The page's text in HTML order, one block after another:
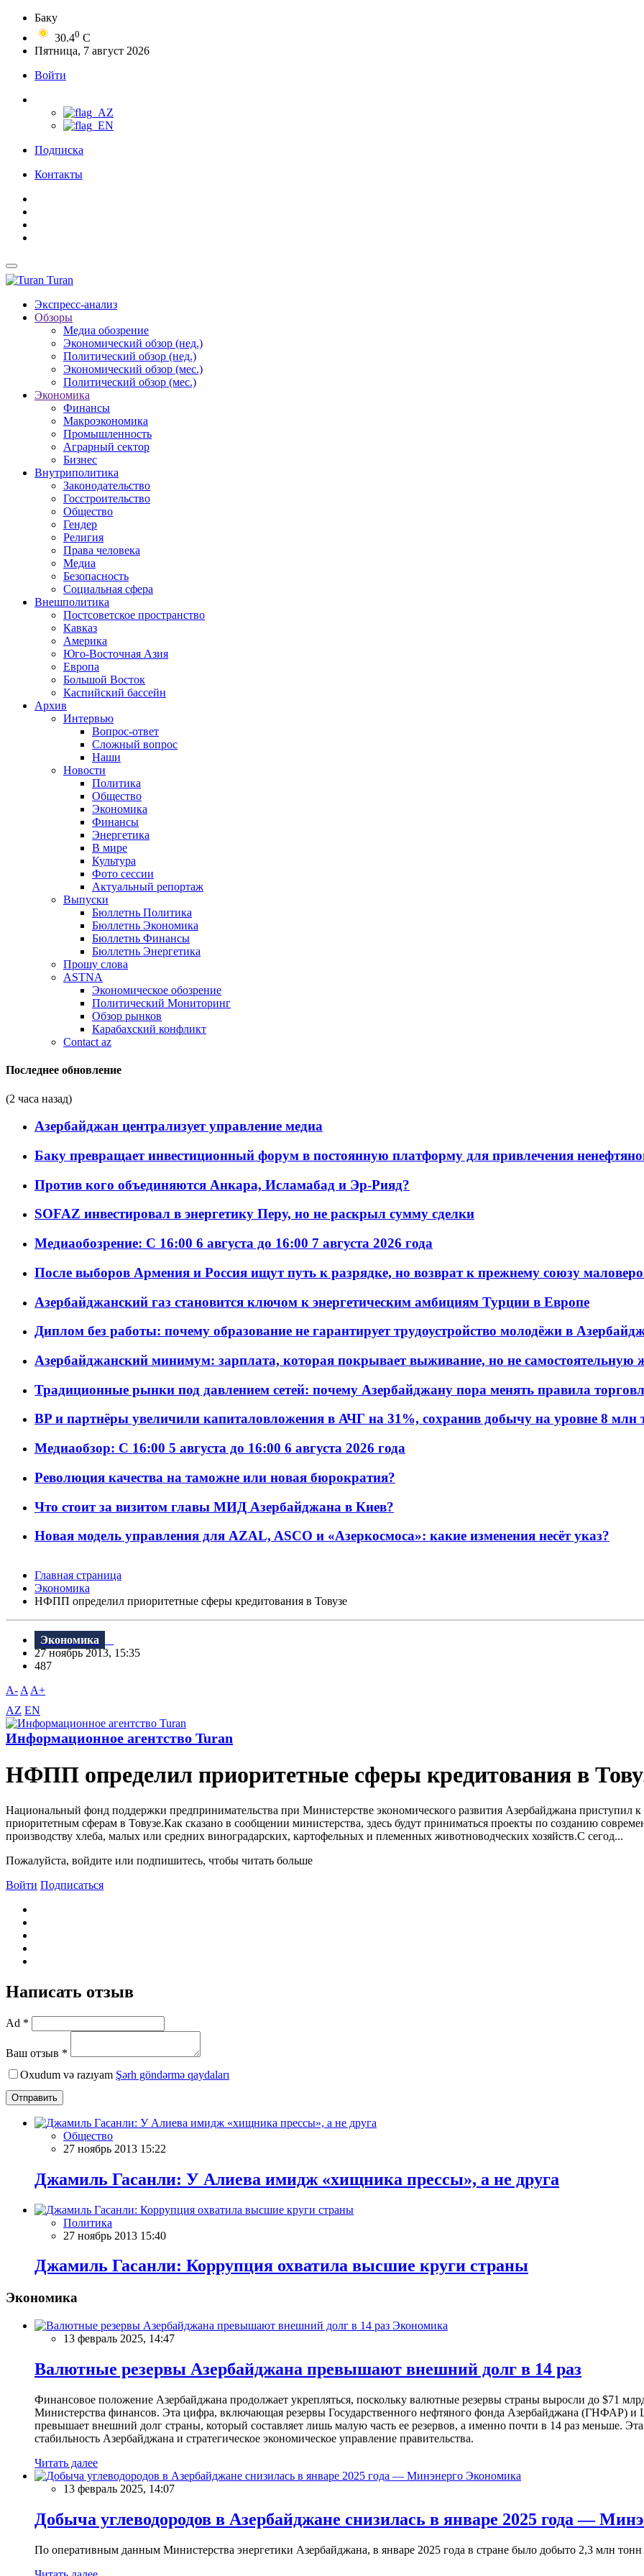
Баку
30.40 C
Пятница, 7 август 2026
Войти
Подписка
Контакты
Turan
Экспресс-анализ
Обзоры
Медиа обозрение
Экономический обзор (нед.)
Политический обзор (нед.)
Экономический обзор (мес.)
Политический обзор (мес.)
Экономика
Финансы
Макроэкономика
Промышленность
Аграрный сектор
Бизнес
Внутриполитика
Законодательство
Госстроительство
Общество
Гендер
Религия
Права человека
Медиа
Безопасность
Социальная сфера
Внешполитика
Постсоветское пространство
Кавказ
Америка
Юго-Восточная Азия
Европа
Большой Восток
Каспийский бассейн
Архив
Интервью
Вопрос-ответ
Сложный вопрос
Наши
Новости
Политика
Общество
Экономика
Финансы
Энергетика
В мире
Культура
Фото сессии
Актуальный репортаж
Выпуски
Бюллетнь Политика
Бюллетнь Экономика
Бюллетнь Финансы
Бюллетнь Энергетика
Прошу слова
ASTNA
Экономическое обозрение
Политический Мониторинг
Обзор рынков
Карабахский конфликт
Contact az
Последнее обновление
(2 часа назад)
Азербайджан централизует управление медиа
Баку превращает инвестиционный форум в постоянную платформу для привлечения
Против кого объединяются Анкара, Исламабад и Эр-Рияд?
SOFAZ инвестировал в энергетику Перу, но не раскрыл сумму сделки
Медиаобозрение: С 16:00 6 августа до 16:00 7 августа 2026 года
После выборов Армения и Россия ищут путь к разрядке, но возврат к прежнему союзу
Азербайджанский газ становится ключом к энергетическим амбициям Турции в Европе
Диплом без работы: почему образование не гарантирует трудоустройство молодёжи в
Азербайджанский минимум: зарплата, которая покрывает выживание, но не самостоятельную
Традиционные рынки под давлением сетей: почему Азербайджану пора менять правила
BP и партнёры увеличили капиталовложения в АЧГ на 31%, сохранив добычу на уровне 8 млн
Медиаобзор: С 16:00 5 августа до 16:00 6 августа 2026 года
Революция качества на таможне или новая бюрократия?
Что стоит за визитом главы МИД Азербайджана в Киев?
Новая модель управления для AZAL, ASCO и «Азеркосмоса»: какие изменения несёт указ?
Главная страница
Экономика
НФПП определил приоритетные сферы кредитования в Товузе
Экономика
27 ноябрь 2013, 15:35
487
A- A A+
AZ EN
Информационное агентство Turan
НФПП определил приоритетные сферы кредитования в
Национальный фонд поддержки предпринимательства при Министерстве экономического развития Азербайджана приступил
приоритетным сферам в Товузе.Как сказано в сообщении министерства, здесь будут приниматься проекты по созданию
производству хлеба, малых или средних виноградарских, картофельных и племенных животноводческих хозяйств.С сегод...
Пожалуйста, войдите или подпишитесь, чтобы читать больше
Войти Подписаться
Написать отзыв
Ad *
Ваш отзыв *
Oxudum və razıyam Şərh göndərmə qaydaları
Отправить
Общество
27 ноябрь 2013 15:22
Джамиль Гасанли: У Алиева имидж «хищника прессы», а не друга
Политика
27 ноябрь 2013 15:40
Джамиль Гасанли: Коррупция охватила высшие круги страны
Экономика
Экономика
13 февраль 2025, 14:47
Валютные резервы Азербайджана превышают внешний долг в 14 раз
Финансовое положение Азербайджана продолжает укрепляться, поскольку валютные резервы страны выросли до $71
Министерства финансов. Эта цифра, включающая резервы Государственного нефтяного фонда Азербайджана (ГНФАР) и
превышает внешний долг страны, который составляет лишь малую часть ее резервов, а именно почти в 14 раз меньше.
стабильность Азербайджана и стратегическое экономическое управление правительства.
Читать далее
Экономика
13 февраль 2025, 14:07
Добыча углеводородов в Азербайджане снизилась в январе 2025 года —
По оперативным данным Министерства энергетики Азербайджана, в январе 2025 года в стране было добыто 2,3 млн тонн